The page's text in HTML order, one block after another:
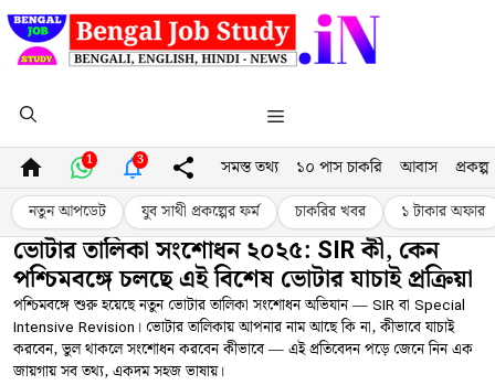
Skip
to
content
Menu
1 3 সমস্ত তথ্য ১০ পাস চাকরি আবাস প্রকল্প
নতুন আপডেট যুব সাথী প্রকল্পের ফর্ম চাকরির খবর ১ টাকার অফার
ভোটার তালিকা সংশোধন ২০২৫: SIR কী, কেন
পশ্চিমবঙ্গে চলছে এই বিশেষ ভোটার যাচাই প্রক্রিয়া
পশ্চিমবঙ্গে শুরু হয়েছে নতুন ভোটার তালিকা সংশোধন অভিযান — SIR বা Special
Intensive Revision। ভোটার তালিকায় আপনার নাম আছে কি না, কীভাবে যাচাই
করবেন, ভুল থাকলে সংশোধন করবেন কীভাবে — এই প্রতিবেদন পড়ে জেনে নিন এক
জায়গায় সব তথ্য, একদম সহজ ভাষায়।